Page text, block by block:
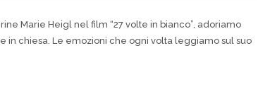
Marie Heigl nel film “27 volte in bianco”, adoriamo
in chiesa. Le emozioni che ogni volta leggiamo sul suo